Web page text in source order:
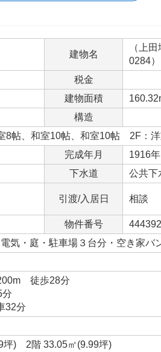
建物名
（上
0284）
税金
建物面積
構造
8帖、和室10帖、和室10帖 2F：
完成年月
1916年
下水道 公共下
引渡/入居日 相談
物件番号
444392
気・庭・駐車場３台分・空き家バ
徒歩28分
32分
坪) 2階 33.05㎡(9.99坪)